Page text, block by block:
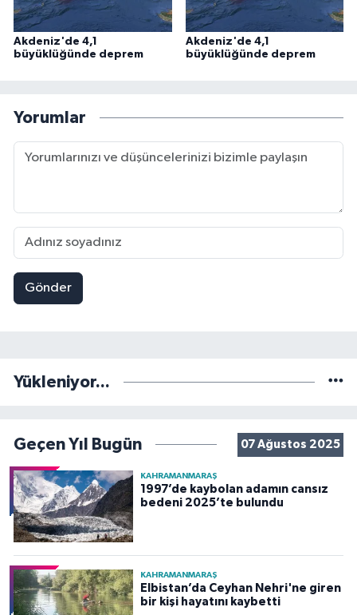
Akdeniz'de 4,1
büyüklüğünde deprem
Akdeniz'de 4,1
büyüklüğünde deprem
Yorumlar
Gönder
Yükleniyor...
Geçen Yıl Bugün 07 Ağustos 2025
KAHRAMANMARAŞ
1997’de kaybolan adamın cansız
bedeni 2025’te bulundu
KAHRAMANMARAŞ
Elbistan’da Ceyhan Nehri'ne giren
bir kişi hayatını kaybetti